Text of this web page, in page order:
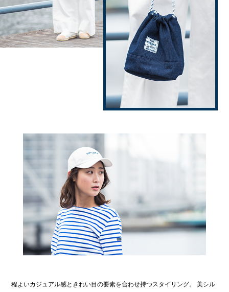
程よいカジュアル感ときれい目の要素を合わせ持つスタイリング。 美シル